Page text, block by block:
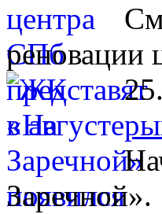
реновации
Заречной».